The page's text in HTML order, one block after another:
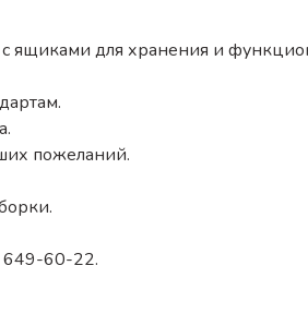
ящиками для хранения и
пожеланий.
649-60-22.